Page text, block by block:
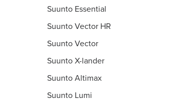
Suunto Essential
Suunto Vector HR
Suunto Vector
Suunto X-lander
Suunto Altimax
Suunto Lumi